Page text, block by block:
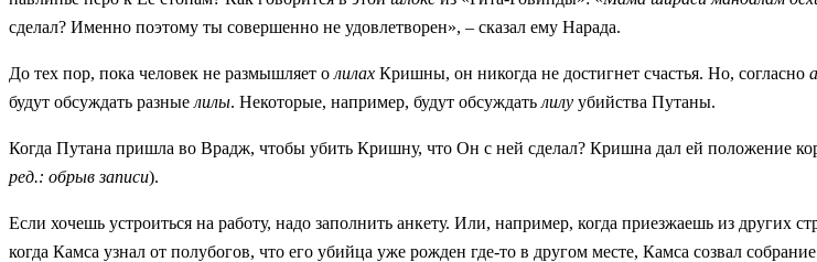
сделал? Именно поэтому ты совершенно не удовлетворен», – сказал ему Нарада.
До тех пор, пока человек не размышляет о лилах Кришны, он никогда не достигнет счастья. Но, согласно
будут обсуждать разные лилы. Некоторые, например, будут обсуждать лилу убийства Путаны.
Когда Путана пришла во Врадж, чтобы убить Кришну, что Он с ней сделал? Кришна дал ей положение
ред.: обрыв записи).
Если хочешь устроиться на работу, надо заполнить анкету. Или, например, когда приезжаешь из других
когда Камса узнал от полубогов, что его убийца уже рожден где-то в другом месте, Камса созвал